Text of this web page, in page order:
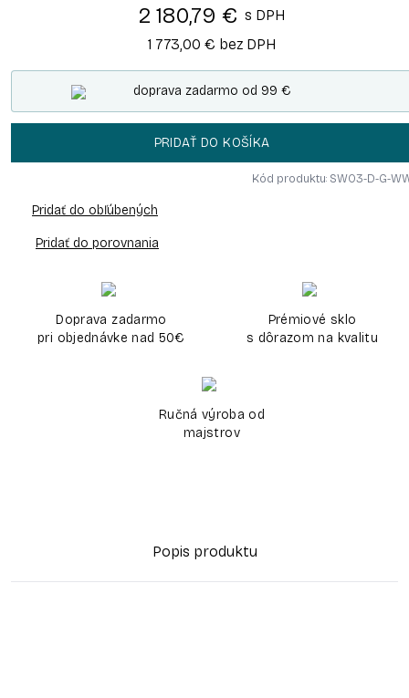
2 180,79 € s DPH
1 773,00 € bez DPH
doprava zadarmo od 99 €
PRIDAŤ DO KOŠÍKA
Kód produktu: SW03-D-G-
Pridať do obľúbených
Pridať do porovnania
Doprava zadarmo
pri objednávke nad 50€
Prémiové sklo
s dôrazom na kvalitu
Ručná výroba od
majstrov
Popis produktu